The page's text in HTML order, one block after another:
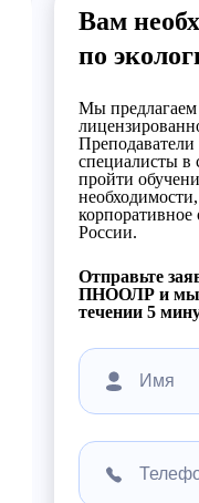
Вам
по
Мы
специалисты в
пройти
России.
Отправьте
ПНООЛР и мы
течении 5